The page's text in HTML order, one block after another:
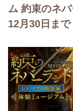
ム 約束のネ
12月30日まで